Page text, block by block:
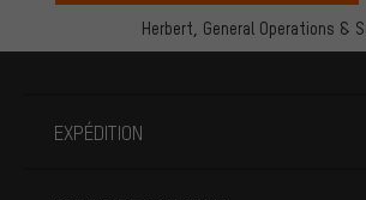
Herbert, General Operations &
EXPÉDITION